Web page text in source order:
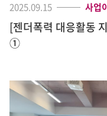
2025.09.15 사업
[젠더폭력 대응활동
①